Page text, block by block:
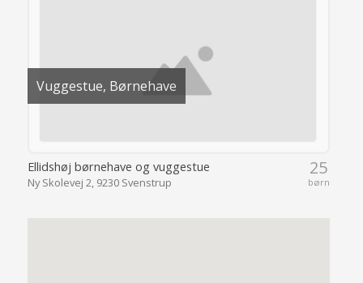
Vuggestue, Børnehave
25
børn
Ellidshøj børnehave og vuggestue
Ny Skolevej 2, 9230 Svenstrup